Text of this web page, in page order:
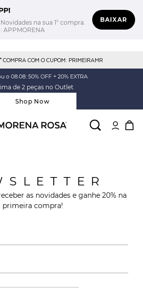
na sua 1° compra.
APPMORENA
BAIXAR
COMPRA COM O CUPOM: PRIMEIRAMR
o 08.08: 50% OFF + 20% EXTRA
de 2 peças no Outlet
Shop Now
as novidades e ganhe 20% na
primeira compra!